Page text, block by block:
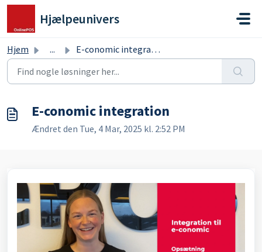
Gå til hovedindhold
Hjælpeunivers
Hjem ... E-conomic integration
E-conomic integration
Ændret den Tue, 4 Mar, 2025 kl. 2:52 PM